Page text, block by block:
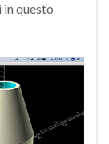
in questo